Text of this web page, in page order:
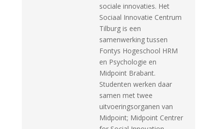
sociale innovaties. Het
Sociaal Innovatie Centrum
Tilburg is een
samenwerking tussen
Fontys Hogeschool HRM
en Psychologie en
Midpoint Brabant.
Studenten werken daar
samen met twee
uitvoeringsorganen van
Midpoint; Midpoint Centrer